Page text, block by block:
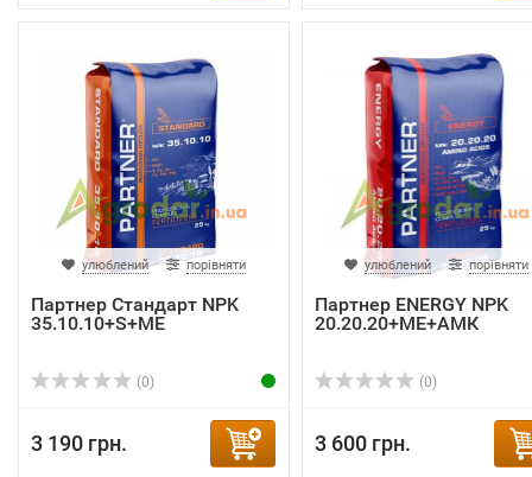
улюблений порівняти
Партнер Стандарт NPK
35.10.10+S+ME
(0)
3 190 грн.
улюблений порівняти
Партнер ENERGY NPK
20.20.20+ME+АМК
(0)
3 600 грн.